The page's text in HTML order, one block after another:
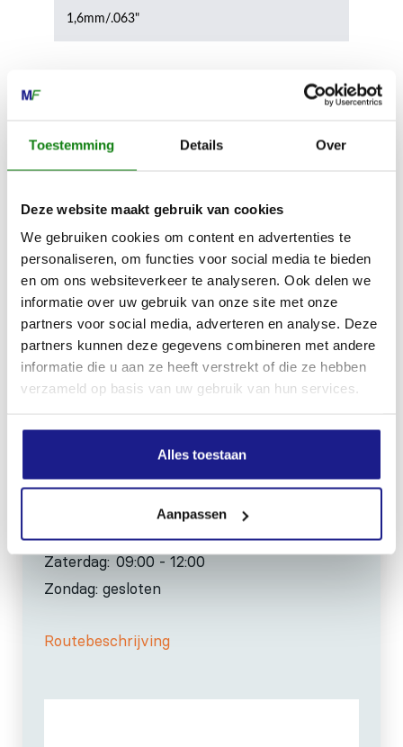
Toestemming Details Over
Deze website maakt gebruik van cookies
We gebruiken cookies om content en advertenties te
personaliseren, om functies voor social media te bieden
en om ons websiteverkeer te analyseren. Ook delen we
informatie over uw gebruik van onze site met onze
partners voor social media, adverteren en analyse. Deze
partners kunnen deze gegevens combineren met andere
informatie die u aan ze heeft verstrekt of die ze hebben
verzameld op basis van uw gebruik van hun services.
Alles toestaan
Aanpassen
1,6mm/.063"
MECHANISATIE FRANEKER
Kiehoek 26
8801 RD Franeker
0517-396800
info@mechanisatiefraneker.nl
Bij storing: 06-83139573
OPENINGSTIJDEN
Maandag t/m vrijdag: 07:30 - 17:00
Zaterdag: 09:00 - 12:00
Zondag: gesloten
Routebeschrijving